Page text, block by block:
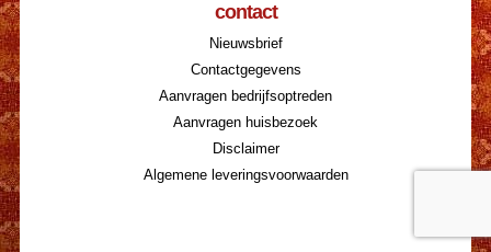
contact
Nieuwsbrief
Contactgegevens
Aanvragen bedrijfsoptreden
Aanvragen huisbezoek
Disclaimer
Algemene leveringsvoorwaarden